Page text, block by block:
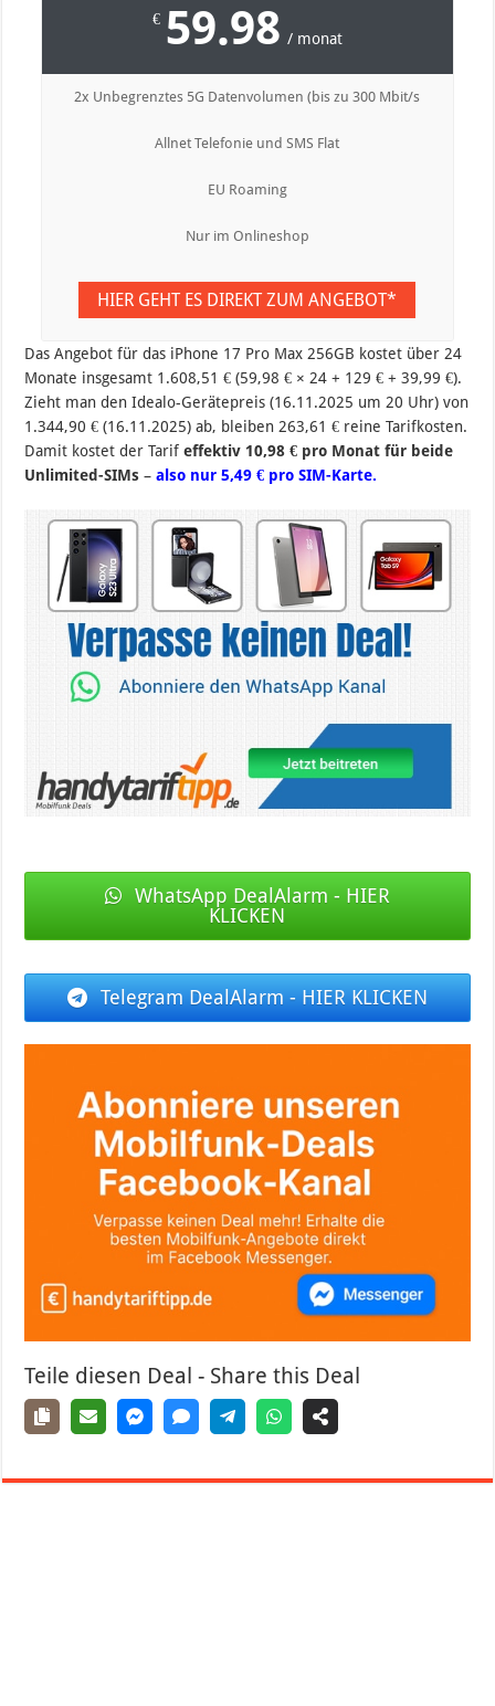
€ 59.98 / monat
2x Unbegrenztes 5G Datenvolumen (bis zu 300 Mbit/s
Allnet Telefonie und SMS Flat
EU Roaming
Nur im Onlineshop
HIER GEHT ES DIREKT ZUM ANGEBOT*
Das Angebot für das iPhone 17 Pro Max 256GB kostet über 24
Monate insgesamt 1.608,51 € (59,98 € × 24 + 129 € + 39,99 €).
Zieht man den Idealo-Gerätepreis (16.11.2025 um 20 Uhr) von
1.344,90 € (16.11.2025) ab, bleiben 263,61 € reine Tarifkosten.
Damit kostet der Tarif effektiv 10,98 € pro Monat für beide
Unlimited-SIMs –also nur 5,49 € pro SIM-Karte.
WhatsApp DealAlarm - HIER
KLICKEN
Telegram DealAlarm - HIER KLICKEN
Teile diesen Deal - Share this Deal